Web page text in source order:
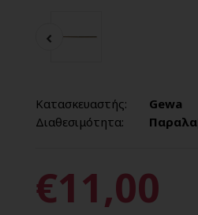
Κατασκευαστής:
Gewa
Διαθεσιμότητα:
€11,00